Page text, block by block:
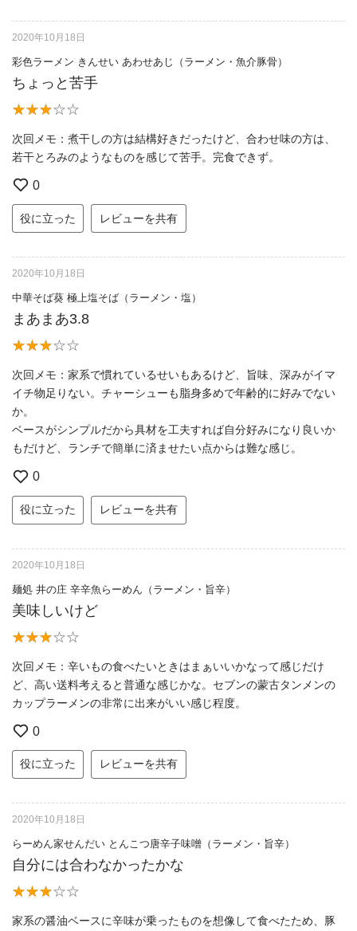
2020年10月18日
彩色ラーメン きんせい あわせあじ（ラーメン・魚介豚骨）
ちょっと苦手
次回メモ：煮干しの方は結構好きだったけど、合わせ味の方は、
若干とろみのようなものを感じて苦手。完食できず。
0
役に立った レビューを共有
2020年10月18日
中華そば葵 極上塩そば（ラーメン・塩）
まあまあ3.8
次回メモ：家系で慣れているせいもあるけど、旨味、深みがイマ
イチ物足りない。チャーシューも脂身多めで年齢的に好みでない
か。
ベースがシンプルだから具材を工夫すれば自分好みになり良いか
もだけど、ランチで簡単に済ませたい点からは難な感じ。
0
役に立った レビューを共有
2020年10月18日
麺処 井の庄 辛辛魚らーめん（ラーメン・旨辛）
美味しいけど
次回メモ：辛いもの食べたいときはまぁいいかなって感じだけ
ど、高い送料考えると普通な感じかな。セブンの蒙古タンメンの
カップラーメンの非常に出来がいい感じ程度。
0
役に立った レビューを共有
2020年10月18日
らーめん家せんだい とんこつ唐辛子味噌（ラーメン・旨辛）
自分には合わなかったかな
家系の醤油ベースに辛味が乗ったものを想像して食べたため、豚